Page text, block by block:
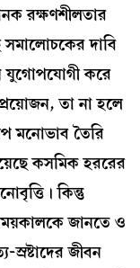
রক্ষণশীলতার
দাবি
যুগোপযোগী করে
তা না হলে
মনোভাব তৈরি
কসমিক হররের
কিন্তু
জানতে ও
জীবন